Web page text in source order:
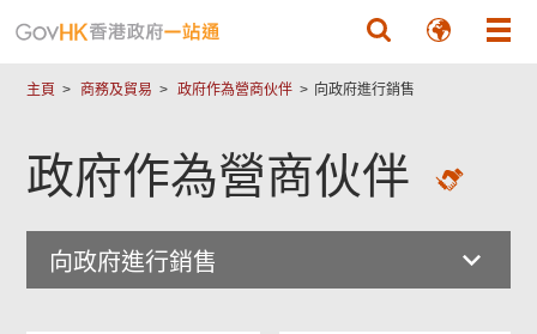
主頁 商務及貿易 政府作為營商伙伴 向政府進行銷售
政府作為營商伙伴
向政府進行銷售